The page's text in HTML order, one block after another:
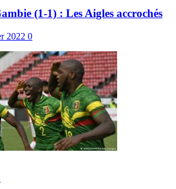
(1-1) : Les Aigles accrochés
2022 0